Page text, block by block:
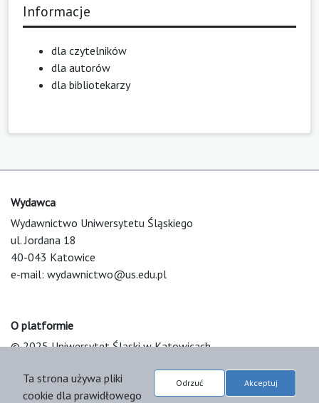
Informacje
dla czytelników
dla autorów
dla bibliotekarzy
Wydawca
Wydawnictwo Uniwersytetu Śląskiego
ul. Jordana 18
40-043 Katowice
e-mail: wydawnictwo@us.edu.pl
O platformie
© 2025 Uniwersytet Śląski w Katowicach
Platform & Workflow by OJS/PKP
Ta strona używa pliki
cookie dla prawidłowego
Odrzuć Akceptuj